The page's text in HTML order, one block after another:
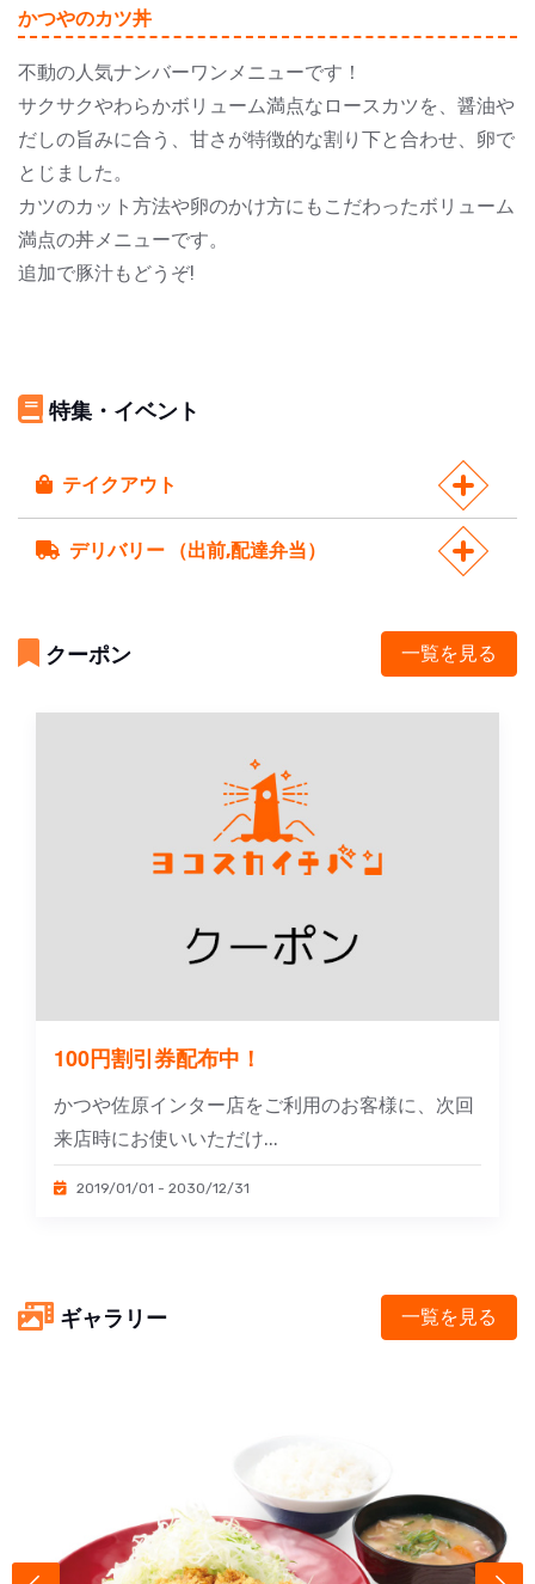
かつやのカツ丼
不動の人気ナンバーワンメニューです！
サクサクやわらかボリューム満点なロースカツを、醤油や
だしの旨みに合う、甘さが特徴的な割り下と合わせ、卵で
とじました。
カツのカット方法や卵のかけ方にもこだわったボリューム
満点の丼メニューです。
追加で豚汁もどうぞ!
特集・イベント
テイクアウト
デリバリー （出前,配達弁当）
クーポン 一覧を見る
100円割引券配布中！
かつや佐原インター店をご利用のお客様に、次回
来店時にお使いいただけ...
2019/01/01 - 2030/12/31
ギャラリー 一覧を見る